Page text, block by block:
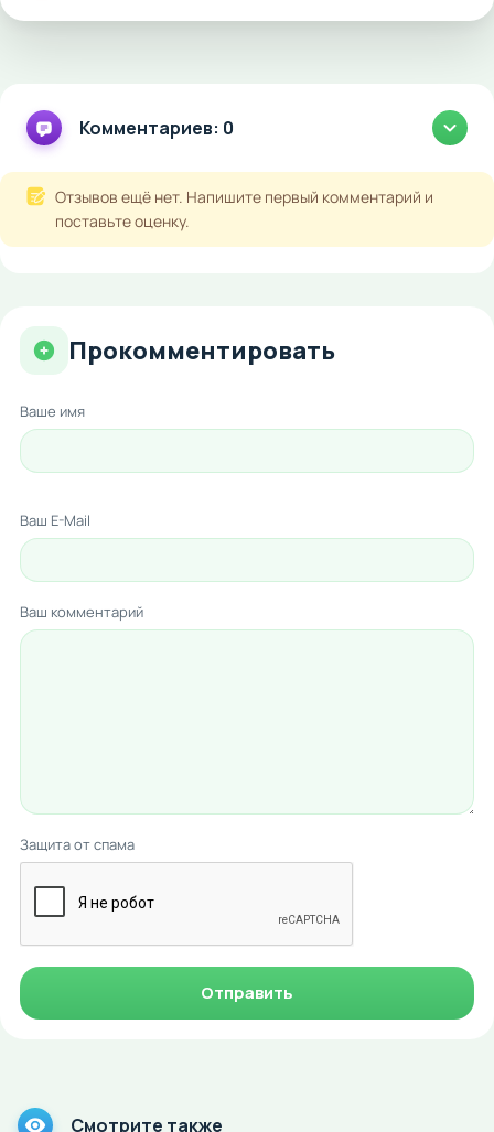
Комментариев: 0
Отзывов ещё нет. Напишите первый комментарий и
поставьте оценку.
Прокомментировать
Ваше имя
Ваш E-Mail
Ваш комментарий
Защита от спама
Отправить
Смотрите также